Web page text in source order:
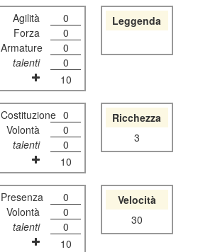
Agilità
0
Forza
0
Armature
0
talenti
0
10
Leggenda
Costituzione 0
Volontà
0
talenti
0
10
Ricchezza
3
Presenza
0
Volontà
0
talenti
0
10
Velocità
30